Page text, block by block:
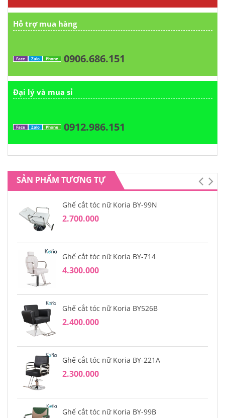
Hỗ trợ mua hàng
Face Zalo Phone 0906.686.151
Đại lý và mua sỉ
Face Zalo Phone 0912.986.151
SẢN PHẨM TƯƠNG TỰ
Ghế cắt tóc nữ Koria BY-99N
2.700.000
Ghế cắt tóc nữ Koria BY-714
4.300.000
Ghế cắt tóc nữ Koria BY526B
2.400.000
Ghế cắt tóc nữ Koria BY-221A
2.300.000
Ghế cắt tóc nữ Koria BY-99B